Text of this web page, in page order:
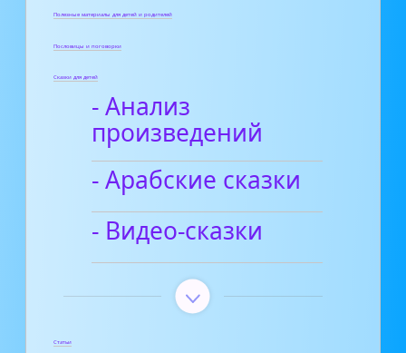
Полезные материалы для детей и родителей
Пословицы и поговорки
Сказки для детей
- Анализ
произведений
- Арабские сказки
- Видео-сказки
Статьи